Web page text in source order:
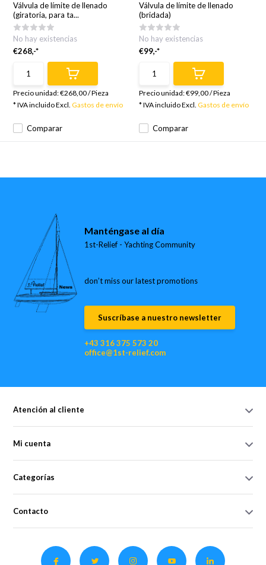
Válvula de límite de llenado
(giratoria, para ta...
Comparar
No hay existencias
€268,-*
Precio unidad:€268,00/Pieza
* IVA incluido Excl.Gastos de envío
Válvula de límite de llenado
(bridada)
Comparar
No hay existencias
€99,-*
Precio unidad:€99,00/Pieza
* IVA incluido Excl. Gastos de envío
Manténgase al día
1st-Relief - Yachting Community
don’t miss our latest promotions
Suscríbase a nuestro newsletter
+43 316 375 573 20
office@1st-relief.com
Atención al cliente
Mi cuenta
Categorías
Contacto